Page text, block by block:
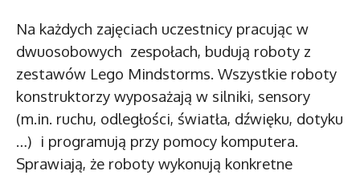
Na każdych zajęciach uczestnicy pracując w
dwuosobowych zespołach, budują roboty z
zestawów Lego Mindstorms. Wszystkie roboty
konstruktorzy wyposażają w silniki, sensory
(m.in. ruchu, odległości, światła, dźwięku, dotyku
…) i programują przy pomocy komputera.
Sprawiają, że roboty wykonują konkretne